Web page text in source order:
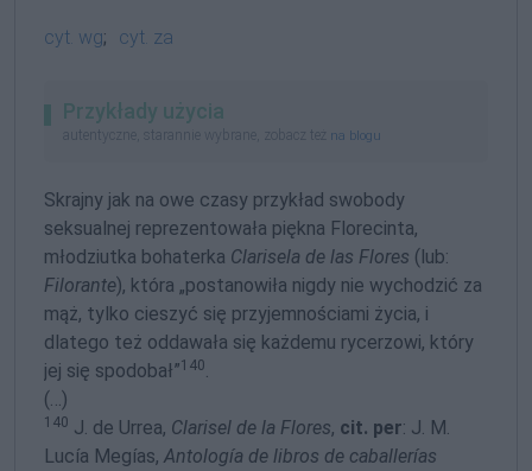
cyt. wg; cyt. za
Przykłady użycia
autentyczne, starannie wybrane, zobacz też na blogu
Skrajny jak na owe czasy przykład swobody
seksualnej reprezentowała piękna Florecinta,
młodziutka bohaterka Clarisela de las Flores (lub:
Filorante), która „postanowiła nigdy nie wychodzić za
mąż, tylko cieszyć się przyjemnościami życia, i
dlatego też oddawała się każdemu rycerzowi, który
jej się spodobał”140.
(…)
140 J. de Urrea, Clarisel de la Flores, cit. per: J. M.
Lucía Megías, Antología de libros de caballerías